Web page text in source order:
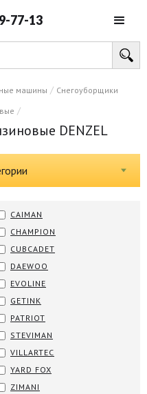
77-13
машины / Снегоуборщики
/
DENZEL
CAIMAN
CHAMPION
CUBCADET
DAEWOO
EVOLINE
GETINK
PATRIOT
STEVIMAN
VILLARTEC
YARD FOX
ZIMANI